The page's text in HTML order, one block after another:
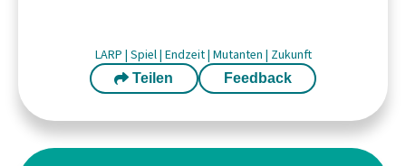
LARP | Spiel| Endzeit| Mutanten | Zukunft
Teilen Feedback